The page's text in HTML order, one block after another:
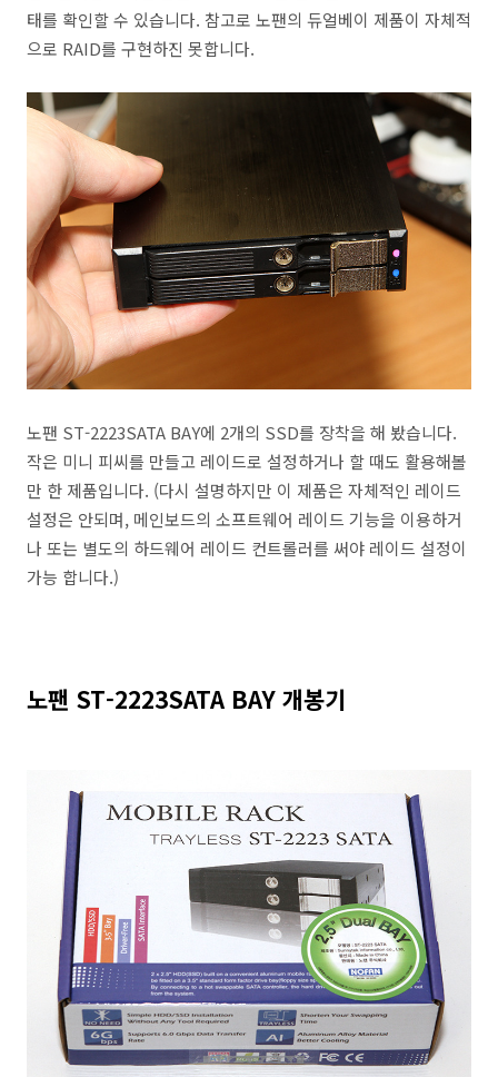
태를 확인할 수 있습니다. 참고로 노팬의 듀얼베이 제품이 자체적
으로 RAID를 구현하진 못합니다.
노팬 ST-2223SATA BAY에 2개의 SSD를 장착을 해 봤습니다.
작은 미니 피씨를 만들고 레이드로 설정하거나 할 때도 활용해볼
만 한 제품입니다. (다시 설명하지만 이 제품은 자체적인 레이드
설정은 안되며, 메인보드의 소프트웨어 레이드 기능을 이용하거
나 또는 별도의 하드웨어 레이드 컨트롤러를 써야 레이드 설정이
가능 합니다.)
노팬 ST-2223SATA BAY 개봉기